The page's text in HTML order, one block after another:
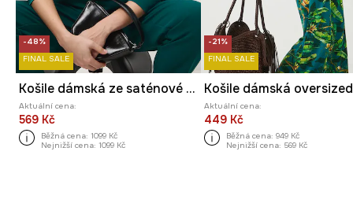
-48%
FINAL SALE
Košile dámská ze saténové viskózy
Aktuální cena:
569 Kč
Běžná cena: 1099 Kč
Nejnižší cena: 1099 Kč
-21%
FINAL SALE
Aktuální cena:
449 Kč
Běžná cena: 949 Kč
Nejnižší cena: 569 Kč